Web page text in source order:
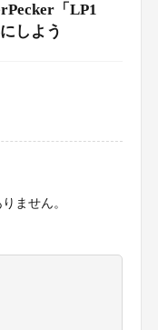
「LP1
しよう
ません。